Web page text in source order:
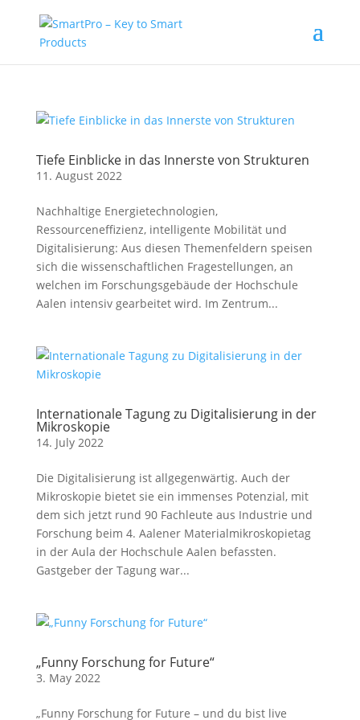
Tiefe Einblicke in das Innerste von Strukturen
11. August 2022
Nachhaltige Energietechnologien,
Ressourceneffizienz, intelligente Mobilität und
Digitalisierung: Aus diesen Themenfeldern speisen
sich die wissenschaftlichen Fragestellungen, an
welchen im Forschungsgebäude der Hochschule
Aalen intensiv gearbeitet wird. Im Zentrum...
Internationale Tagung zu Digitalisierung in der
Mikroskopie
14. July 2022
Die Digitalisierung ist allgegenwärtig. Auch der
Mikroskopie bietet sie ein immenses Potenzial, mit
dem sich jetzt rund 90 Fachleute aus Industrie und
Forschung beim 4. Aalener Materialmikroskopietag
in der Aula der Hochschule Aalen befassten.
Gastgeber der Tagung war...
„Funny Forschung for Future“
3. May 2022
„Funny Forschung for Future – und du bist live